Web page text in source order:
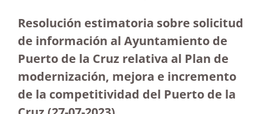
Resolución estimatoria sobre solicitud
de información al Ayuntamiento de
Puerto de la Cruz relativa al Plan de
modernización, mejora e incremento
de la competitividad del Puerto de la